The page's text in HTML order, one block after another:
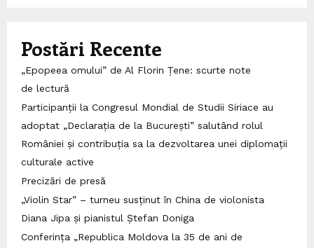
Postări Recente
„Epopeea omului” de Al Florin Țene: scurte note
de lectură
Participanții la Congresul Mondial de Studii Siriace au
adoptat „Declarația de la București” salutând rolul
României și contribuția sa la dezvoltarea unei diplomații
culturale active
Precizări de presă
„Violin Star” – turneu susținut în China de violonista
Diana Jipa și pianistul Ștefan Doniga
Conferința „Republica Moldova la 35 de ani de